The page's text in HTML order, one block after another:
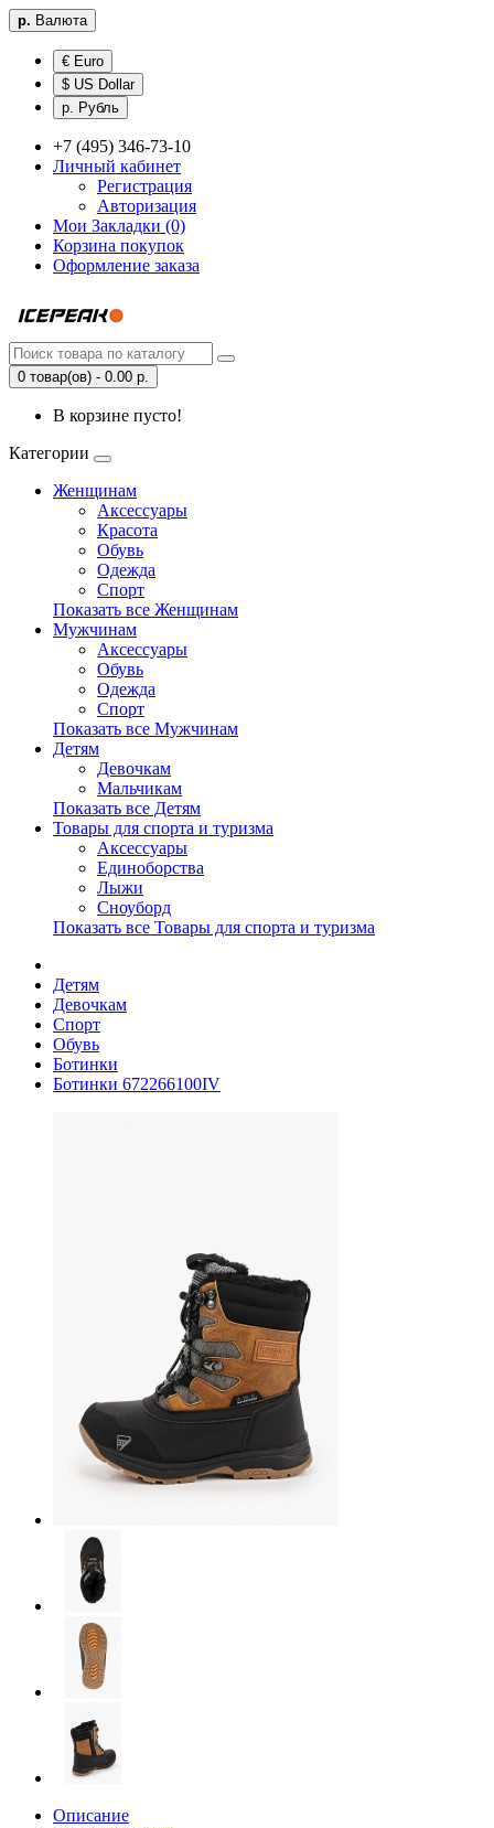
р. Валюта
€ Euro
$ US Dollar
р. Рубль
+7 (495) 346-73-10
Личный кабинет
Регистрация
Авторизация
Мои Закладки (0)
Корзина покупок
Оформление заказа
0 товар(ов) - 0.00 р.
В корзине пусто!
Категории
Женщинам
Аксессуары
Красота
Обувь
Одежда
Спорт
Показать все Женщинам
Мужчинам
Аксессуары
Обувь
Одежда
Спорт
Показать все Мужчинам
Детям
Девочкам
Мальчикам
Показать все Детям
Товары для спорта и туризма
Аксессуары
Единоборства
Лыжи
Сноуборд
Показать все Товары для спорта и туризма
Детям
Девочкам
Спорт
Обувь
Ботинки
Ботинки 672266100IV
Описание